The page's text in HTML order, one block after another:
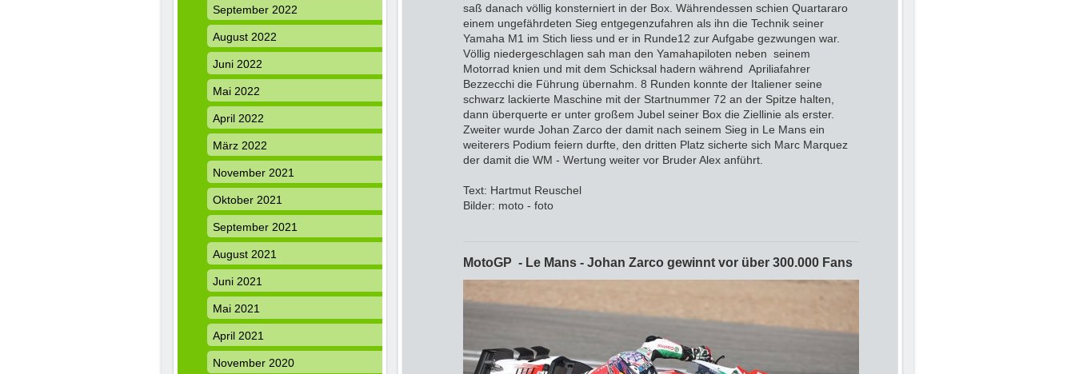
saß danach völlig konsterniert in der Box. Währendessen schien Quartararo
einem ungefährdeten Sieg entgegenzufahren als ihn die Technik seiner
Yamaha M1 im Stich liess und er in Runde12 zur Aufgabe gezwungen war.
Völlig niedergeschlagen sah man den Yamahapiloten neben seinem
Motorrad knien und mit dem Schicksal hadern während Apriliafahrer
Bezzecchi die Führung übernahm. 8 Runden konnte der Italiener seine
schwarz lackierte Maschine mit der Startnummer 72 an der Spitze halten,
dann überquerte er unter großem Jubel seiner Box die Ziellinie als erster.
Zweiter wurde Johan Zarco der damit nach seinem Sieg in Le Mans ein
weiterers Podium feiern durfte, den dritten Platz sicherte sich Marc Marquez
der damit die WM - Wertung weiter vor Bruder Alex anführt.
Text: Hartmut Reuschel
Bilder: moto - foto
MotoGP - Le Mans - Johan Zarco gewinnt vor über 300.000 Fans
September 2022
August 2022
Juni 2022
Mai 2022
April 2022
März 2022
November 2021
Oktober 2021
September 2021
August 2021
Juni 2021
Mai 2021
April 2021
November 2020